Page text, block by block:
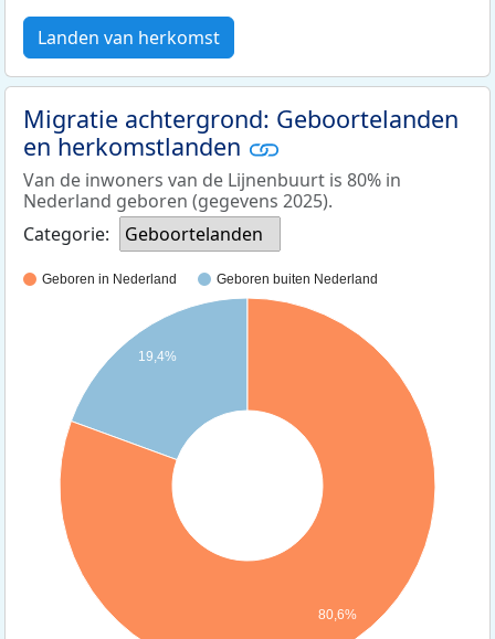
Landen van herkomst
Migratie achtergrond: Geboortelanden
en herkomstlanden
Van de inwoners van de Lijnenbuurt is 80% in
Nederland geboren (gegevens 2025).
Categorie:
Geboortelanden
Geboren in Nederland Geboren buiten Nederland
19,4%
80,6%